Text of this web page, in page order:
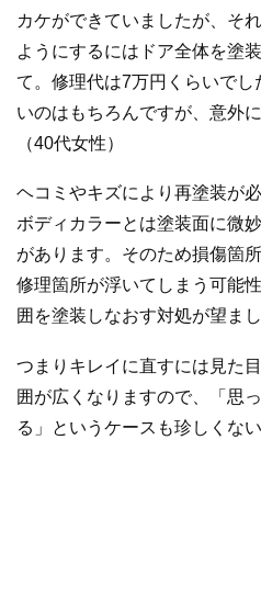
カケができていましたが、そ
ようにするにはドア全体を塗
て。修理代は7万円くらいで
いのはもちろんですが、意外
（40代女性）
ヘコミやキズにより再塗装が
ボディカラーとは塗装面に微
があります。そのため損傷箇
修理箇所が浮いてしまう可能
囲を塗装しなおす対処が望ま
つまりキレイに直すには見た
囲が広くなりますので、「思
る」というケースも珍しくない